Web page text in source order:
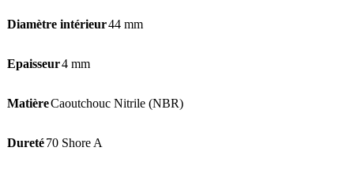
Diamètre intérieur44 mm
Epaisseur4 mm
MatièreCaoutchouc Nitrile (NBR)
Dureté70 Shore A